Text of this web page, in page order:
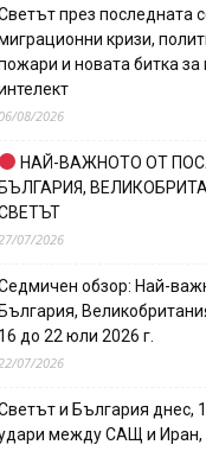
през последната
кризи,
и новата битка за
08/2026
НАЙ-ВАЖНОТО ОТ
07/2026
обзор: Най-
до 22 юли 2026 г.
07/2026
и България днес,
между САЩ и Иран,